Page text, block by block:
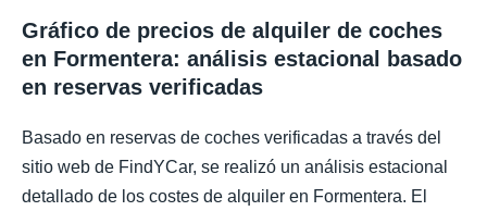
Gráfico de precios de alquiler de coches
en Formentera: análisis estacional basado
en reservas verificadas
Basado en reservas de coches verificadas a través del
sitio web de FindYCar, se realizó un análisis estacional
detallado de los costes de alquiler en Formentera. El